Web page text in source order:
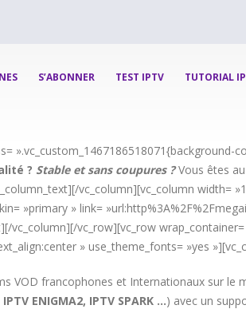
S’ABONNER TEST IPTV TUTORIAL
? Stable et sans coupures ?Vous êtes
vc_column][vc_column width=
»primary » link=
vc_column][/vc_row][vc_row
» use_theme_fonts= »yes
VOD francophones et Internationaux sur le
ENIGMA2, IPTV SPARK …) avec un